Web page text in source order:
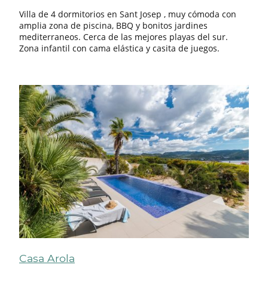
Villa de 4 dormitorios en Sant Josep , muy cómoda con
amplia zona de piscina, BBQ y bonitos jardines
mediterraneos. Cerca de las mejores playas del sur.
Zona infantil con cama elástica y casita de juegos.
Casa Arola